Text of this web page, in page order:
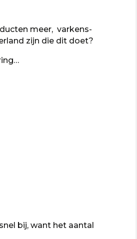
meer, varkens-
zijn die dit doet?
bij, want het aantal